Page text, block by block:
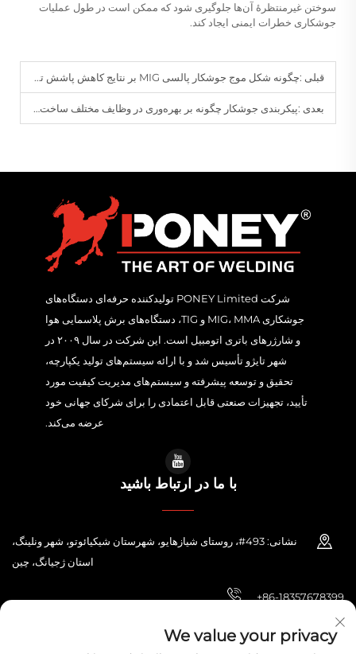
سوختن غیرمنتظرهٔ آن‌ها جلوگیری شود که ممکن است در طول عملیات
جوشکاری خطرات ایمنی ایجاد کند.
قبلی :چگونه شکل موج جوشکار پالسی MIG بر نتایج کاهش پاشش تأثیر می‌گذارد؟
بعدی :پیکربندی جوشکار چگونه بر بهره‌وری در وظایف مختلف ساخت و ساز تأثیر می‌گذارد؟
شرکت PONEY Limited تولیدکننده حرفه‌ای دستگاه‌های
جوشکاری MIG، MMA و TIG، دستگاه‌های برش پلاسمایی هوا
و شارژرهای باتری اتومبیل است. این شرکت در سال ۲۰۰۹ در
شهر تایژو تأسیس شد و با ارائه سیستم‌های تولید یکپارچه،
تحقیق و توسعه پیشرفته و سیستم‌های مدیریت کیفیت مورد
تأیید، تجهیزات صنعتی قابل اعتمادی را برای شرکای جهانی خود
عرضه می‌کند.
با ما در ارتباط باشید
نشانی: 493#، روستای شیازهایو، شهرستان شیکیائوتو، شهر ونلینگ،
استان ژجیانگ، چین
+86-18357678399
[email protected]
We value your privacy